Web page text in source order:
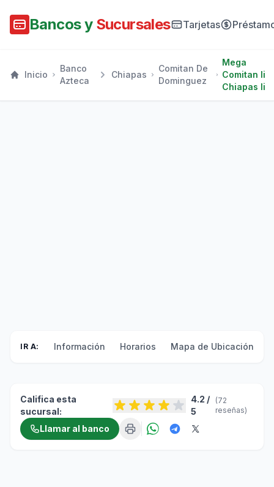
Bancos y Sucursales Tarjetas
Inicio
Banco
Azteca
Chiapas
Comitan De
Dominguez
Mega
Comitan Ii
Chiapas Ii
IR A: Información Horarios Mapa de Ubicación
Califica esta
sucursal:
4.2 /
5
(72
reseñas)
Llamar al banco